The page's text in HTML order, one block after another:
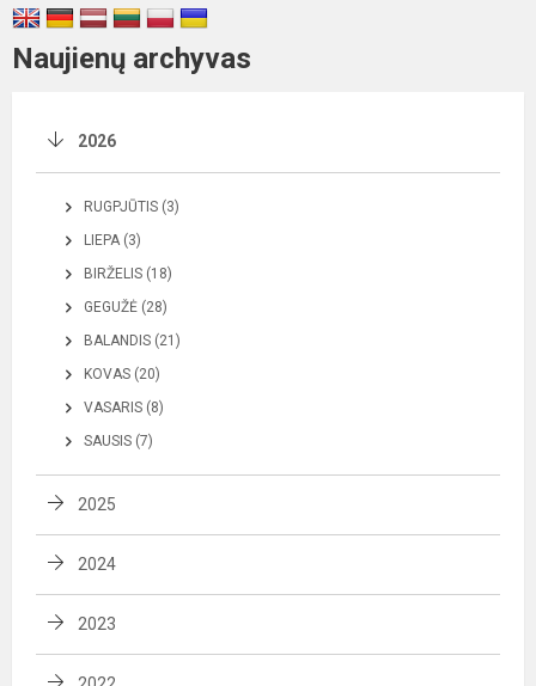
Naujienų archyvas
2026
RUGPJŪTIS (3)
LIEPA (3)
BIRŽELIS (18)
GEGUŽĖ (28)
BALANDIS (21)
KOVAS (20)
VASARIS (8)
SAUSIS (7)
2025
2024
2023